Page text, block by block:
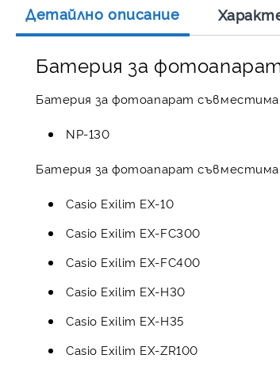
Детайлно описание
Батерия за фотоапарат
Батерия за фотоапарат
NP-130
Батерия за фотоапарат
Casio Exilim EX-10
Casio Exilim EX-FC300
Casio Exilim EX-FC400
Casio Exilim EX-H30
Casio Exilim EX-H35
Casio Exilim EX-ZR100